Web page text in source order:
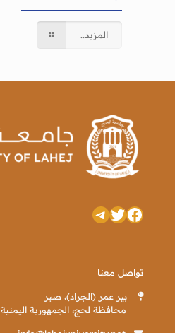
المزيد..
فيسبوك
تويترتيليجرام
تواصل معنا
بير عمر (الجراد)، صبر
محافظة لحج، الجمهورية اليمنية